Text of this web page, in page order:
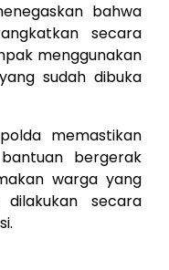
bahwa
secara
menggunakan
sudah dibuka
memastikan
bergerak
warga yang
secara